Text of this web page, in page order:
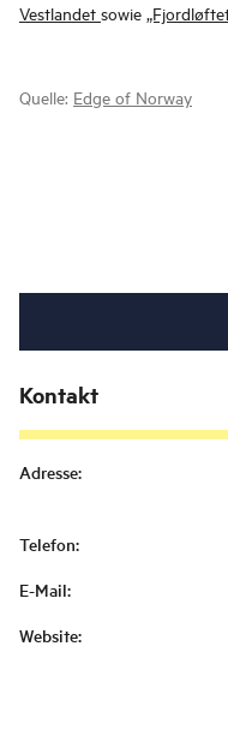
Vestlandet sowie
Quelle: Edge of Norway
Kontakt
Adresse:
Telefon:
E-Mail:
Website: